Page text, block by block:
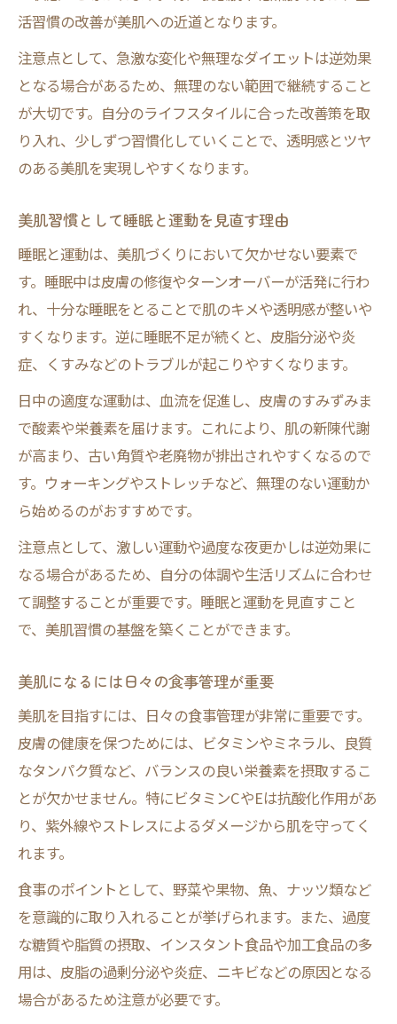
活習慣の改善が美肌への近道となります。
注意点として、急激な変化や無理なダイエットは逆効果
となる場合があるため、無理のない範囲で継続すること
が大切です。自分のライフスタイルに合った改善策を取
り入れ、少しずつ習慣化していくことで、透明感とツヤ
のある美肌を実現しやすくなります。
美肌習慣として睡眠と運動を見直す理由
睡眠と運動は、美肌づくりにおいて欠かせない要素で
す。睡眠中は皮膚の修復やターンオーバーが活発に行わ
れ、十分な睡眠をとることで肌のキメや透明感が整いや
すくなります。逆に睡眠不足が続くと、皮脂分泌や炎
症、くすみなどのトラブルが起こりやすくなります。
日中の適度な運動は、血流を促進し、皮膚のすみずみま
で酸素や栄養素を届けます。これにより、肌の新陳代謝
が高まり、古い角質や老廃物が排出されやすくなるので
す。ウォーキングやストレッチなど、無理のない運動か
ら始めるのがおすすめです。
注意点として、激しい運動や過度な夜更かしは逆効果に
なる場合があるため、自分の体調や生活リズムに合わせ
て調整することが重要です。睡眠と運動を見直すこと
で、美肌習慣の基盤を築くことができます。
美肌になるには日々の食事管理が重要
美肌を目指すには、日々の食事管理が非常に重要です。
皮膚の健康を保つためには、ビタミンやミネラル、良質
なタンパク質など、バランスの良い栄養素を摂取するこ
とが欠かせません。特にビタミンCやEは抗酸化作用があ
り、紫外線やストレスによるダメージから肌を守ってく
れます。
食事のポイントとして、野菜や果物、魚、ナッツ類など
を意識的に取り入れることが挙げられます。また、過度
な糖質や脂質の摂取、インスタント食品や加工食品の多
用は、皮脂の過剰分泌や炎症、ニキビなどの原因となる
場合があるため注意が必要です。